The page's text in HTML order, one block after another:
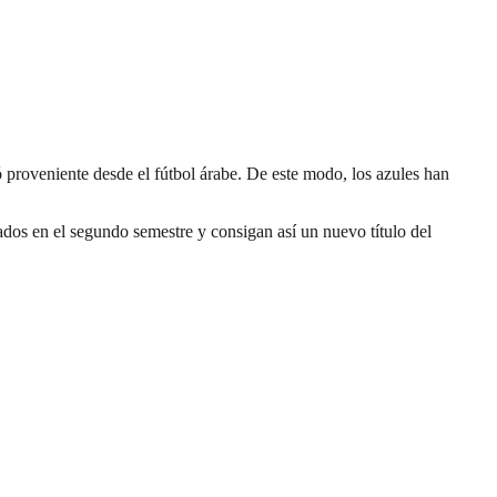
desde el fútbol árabe. De este modo, los azules han
en el segundo semestre y consigan así un nuevo título del